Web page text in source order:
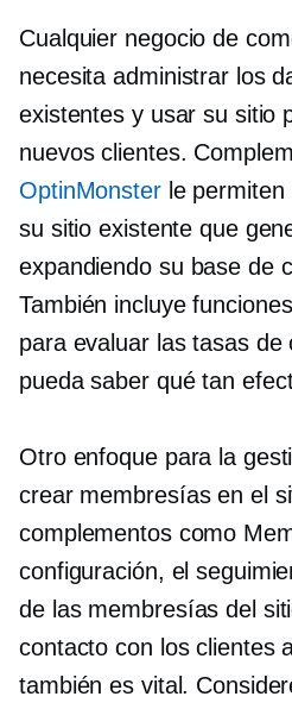
Cualquier negocio de
necesita administrar los
existentes y usar su sitio
nuevos clientes.
OptinMonsterle permiten
su sitio existente que
expandiendo su base de
También incluye
para evaluar las tasas
pueda saber qué tan
Otro enfoque para la
crear membresías en el
complementos como
configuración, el
de las membresías del
contacto con los clientes
también es vital.